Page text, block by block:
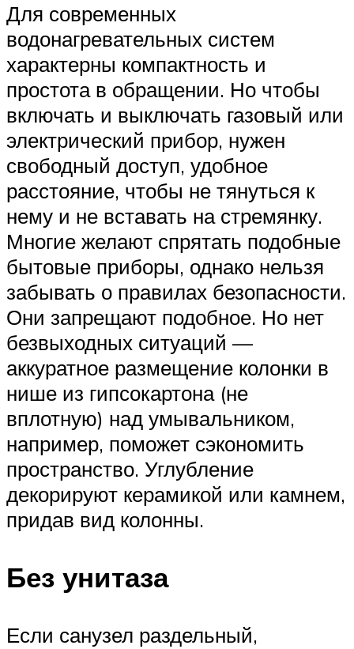
Для современных
водонагревательных систем
характерны компактность и
простота в обращении. Но чтобы
включать и выключать газовый или
электрический прибор, нужен
свободный доступ, удобное
расстояние, чтобы не тянуться к
нему и не вставать на стремянку.
Многие желают спрятать подобные
бытовые приборы, однако нельзя
забывать о правилах безопасности.
Они запрещают подобное. Но нет
безвыходных ситуаций —
аккуратное размещение колонки в
нише из гипсокартона (не
вплотную) над умывальником,
например, поможет сэкономить
пространство. Углубление
декорируют керамикой или камнем,
придав вид колонны.
Без унитаза
Если санузел раздельный,